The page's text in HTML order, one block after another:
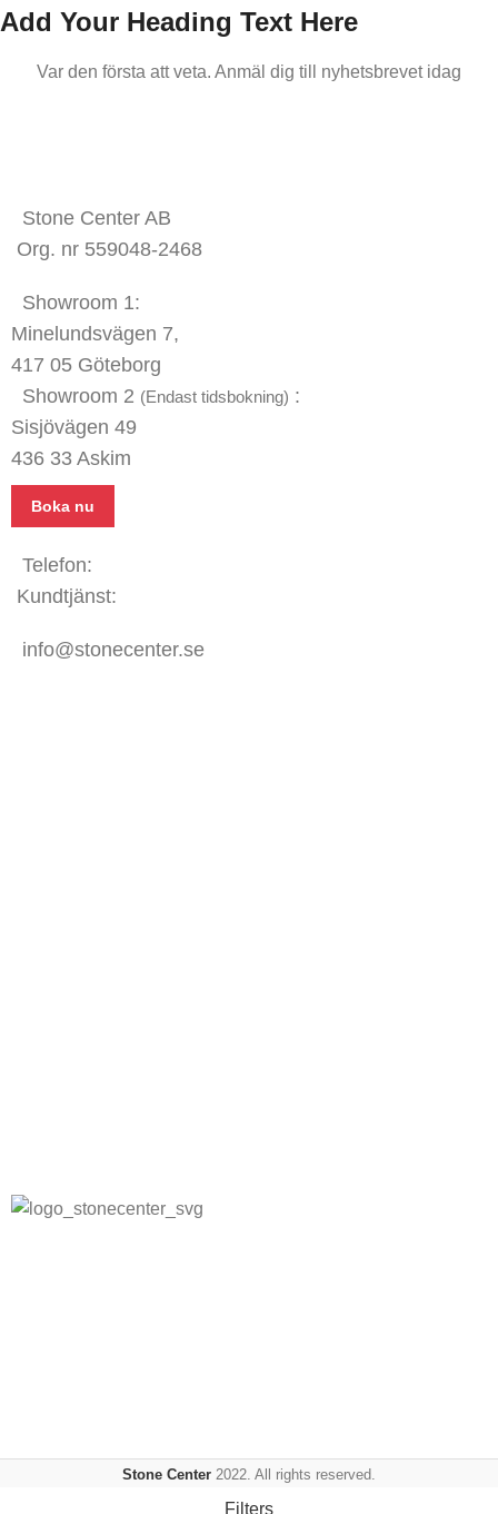
Add Your Heading Text Here
Var den första att veta. Anmäl dig till nyhetsbrevet idag
Stone Center AB
Org. nr 559048-2468
Showroom 1:
Minelundsvägen 7,
417 05 Göteborg
Showroom 2 (Endast tidsbokning) :
Sisjövägen 49
436 33 Askim
Boka nu
Telefon:
Kundtjänst:
info@stonecenter.se
Stone Center 2022. All rights reserved.
Filters